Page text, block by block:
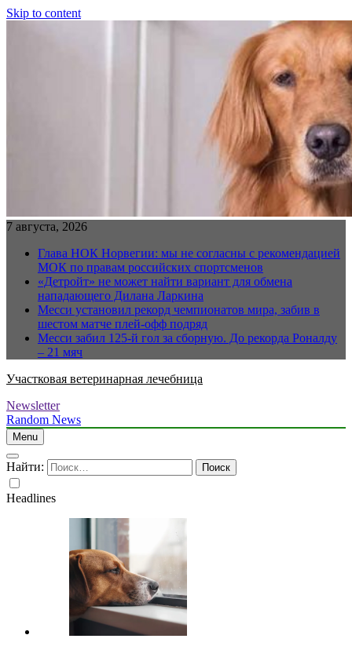
Skip to content
7 августа, 2026
Глава НОК Норвегии: мы не согласны с рекомендацией
МОК по правам российских спортсменов
«Детройт» не может найти вариант для обмена
нападающего Дилана Ларкина
Месси установил рекорд чемпионатов мира, забив в
шестом матче плей‑офф подряд
Месси забил 125-й гол за сборную. До рекорда Роналду
– 21 мяч
Участковая ветеринарная лечебница
Newsletter
Random News
Menu
Найти:
Headlines